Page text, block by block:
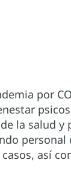
por
la salud y
así